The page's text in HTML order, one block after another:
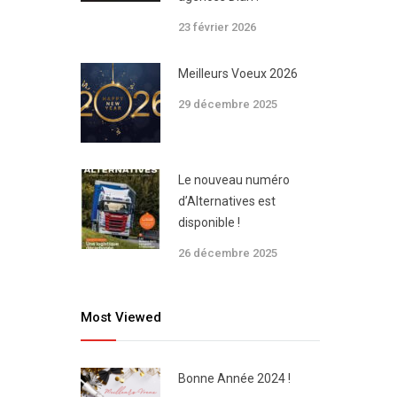
23 février 2026
Meilleurs Voeux 2026
29 décembre 2025
Le nouveau numéro
d’Alternatives est
disponible !
26 décembre 2025
Most Viewed
Bonne Année 2024 !